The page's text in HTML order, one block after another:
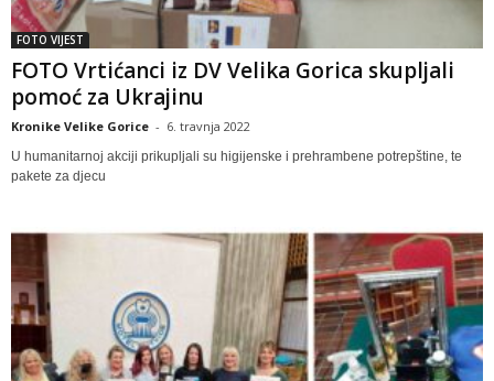
FOTO VIJEST
FOTO Vrtićanci iz DV Velika Gorica skupljali
pomoć za Ukrajinu
Kronike Velike Gorice - 6. travnja 2022
U humanitarnoj akciji prikupljali su higijenske i prehrambene potrepštine, te
pakete za djecu